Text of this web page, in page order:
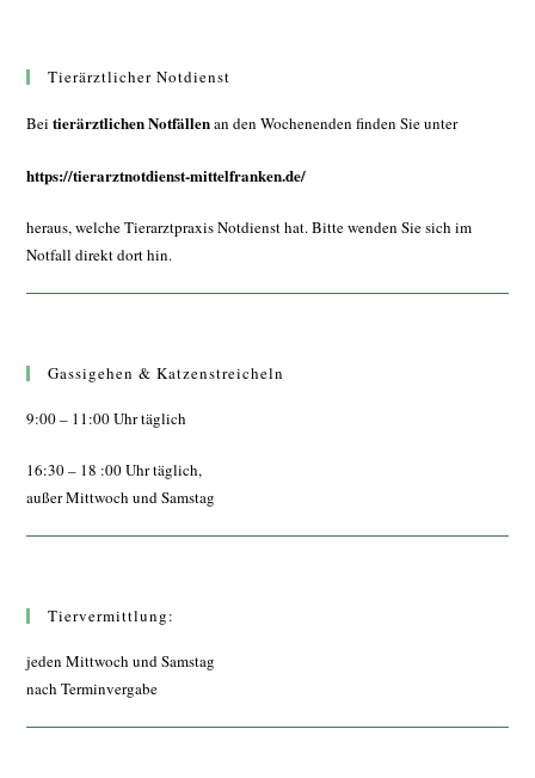
Tierärztlicher Notdienst
Beitierärztlichen Notfällenan den Wochenenden finden Sie unter
https://tierarztnotdienst-mittelfranken.de/
heraus, welche Tierarztpraxis Notdienst hat. Bitte wenden Sie sich im
Notfall direkt dort hin.
Gassigehen & Katzenstreicheln
9:00 – 11:00 Uhr täglich
16:30 – 18 :00 Uhr täglich,
außer Mittwoch und Samstag
Tiervermittlung:
jeden Mittwoch und Samstag
nach Terminvergabe